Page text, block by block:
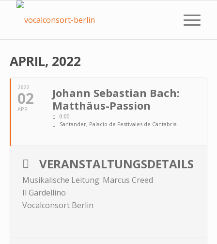
APRIL, 2022
2022
02
APR
Johann Sebastian Bach:
Matthäus-Passion
0:00
Santander, Palacio de Festivales de Cantabria
VERANSTALTUNGSDETAILS
Musikalische Leitung: Marcus Creed
Il Gardellino
Vocalconsort Berlin